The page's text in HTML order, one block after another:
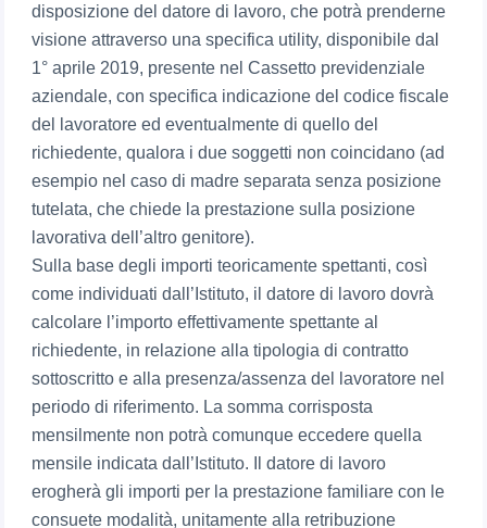
disposizione del datore di lavoro, che potrà prenderne
visione attraverso una specifica utility, disponibile dal
1° aprile 2019, presente nel Cassetto previdenziale
aziendale, con specifica indicazione del codice fiscale
del lavoratore ed eventualmente di quello del
richiedente, qualora i due soggetti non coincidano (ad
esempio nel caso di madre separata senza posizione
tutelata, che chiede la prestazione sulla posizione
lavorativa dell’altro genitore).
Sulla base degli importi teoricamente spettanti, così
come individuati dall’Istituto, il datore di lavoro dovrà
calcolare l’importo effettivamente spettante al
richiedente, in relazione alla tipologia di contratto
sottoscritto e alla presenza/assenza del lavoratore nel
periodo di riferimento. La somma corrisposta
mensilmente non potrà comunque eccedere quella
mensile indicata dall’Istituto. Il datore di lavoro
erogherà gli importi per la prestazione familiare con le
consuete modalità, unitamente alla retribuzione